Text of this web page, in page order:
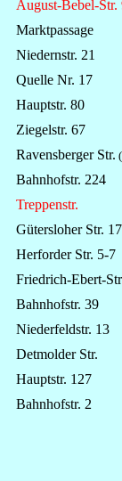
August-Bebel-Str.
Marktpassage
Niedernstr. 21
Quelle Nr. 17
Hauptstr. 80
Ziegelstr. 67
Ravensberger Str.
Bahnhofstr. 224
Treppenstr.
Gütersloher Str. 17
Herforder Str. 5-7
Friedrich-Ebert-
Bahnhofstr. 39
Niederfeldstr. 13
Detmolder Str.
Hauptstr. 127
Bahnhofstr. 2